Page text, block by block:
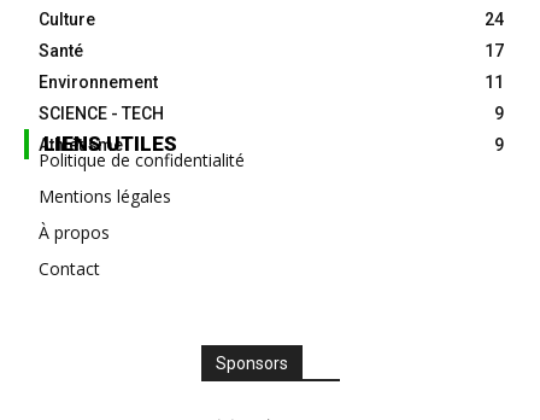
Culture
24
Santé
17
Environnement
11
SCIENCE - TECH
9
Athlétisme
9
LIENS UTILES
Politique de confidentialité
Mentions légales
À propos
Contact
Sponsors